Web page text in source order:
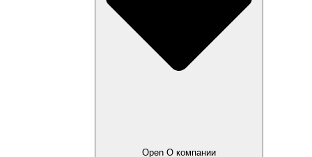
Open О компании